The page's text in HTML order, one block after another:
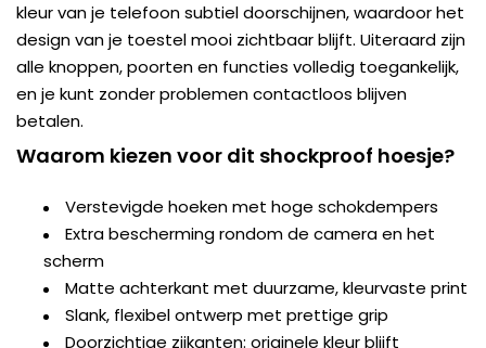
kleur van je telefoon subtiel doorschijnen, waardoor het
design van je toestel mooi zichtbaar blijft. Uiteraard zijn
alle knoppen, poorten en functies volledig toegankelijk,
en je kunt zonder problemen contactloos blijven
betalen.
Waarom kiezen voor dit shockproof hoesje?
Verstevigde hoeken met hoge schokdempers
Extra bescherming rondom de camera en het
scherm
Matte achterkant met duurzame, kleurvaste print
Slank, flexibel ontwerp met prettige grip
Doorzichtige zijkanten: originele kleur blijft